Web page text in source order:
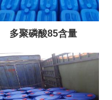
多聚磷酸85含量